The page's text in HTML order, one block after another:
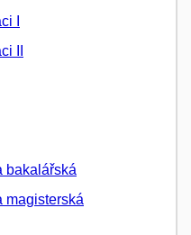
I
II
bakalářská
magisterská